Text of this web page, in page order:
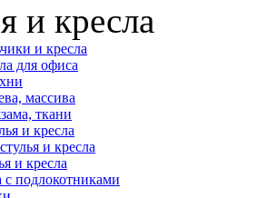
и кресла
и кресла
для офиса
массива
ткани
и кресла
и кресла
и кресла
с подлокотниками